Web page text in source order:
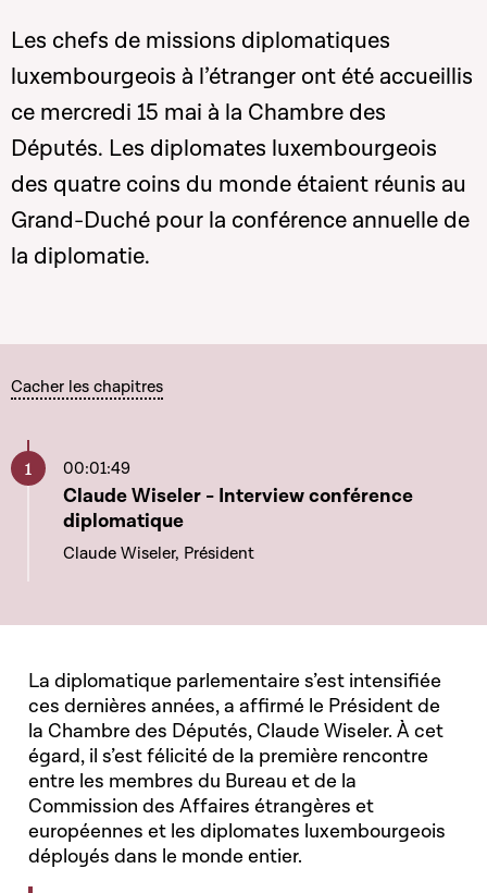
Les chefs de missions diplomatiques
luxembourgeois à l’étranger ont été accueillis
ce mercredi 15 mai à la Chambre des
Députés. Les diplomates luxembourgeois
des quatre coins du monde étaient réunis au
Grand-Duché pour la conférence annuelle de
la diplomatie.
Cacher les chapitres
00:01:49
Aller à ce chapitre
Claude Wiseler - Interview conférence
diplomatique
Claude Wiseler, Président
La diplomatique parlementaire s’est intensifiée
ces dernières années, a affirmé le Président de
la Chambre des Députés, Claude Wiseler. À cet
égard, il s’est félicité de la première rencontre
entre les membres du Bureau et de la
Commission des Affaires étrangères et
européennes et les diplomates luxembourgeois
déployés dans le monde entier.